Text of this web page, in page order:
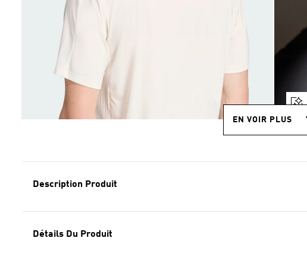
EN VOIR PLUS
Description Produit
Détails Du Produit